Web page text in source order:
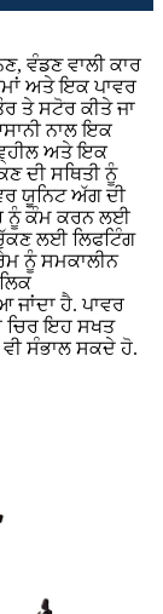
ਵੰਡਣ ਵਾਲੀ ਕਾਰ
ਅਤੇ ਇਕ ਪਾਵਰ
ਤੇ ਸਟੋਰ ਕੀਤੇ ਜਾ
ਨਾਲ ਇਕ
ਅਤੇ ਇਕ
ਦੀ ਸਥਿਤੀ ਨੂੰ
ਯੂਨਿਟ ਅੱਗ ਦੀ
ਨੂੰ ਕੰਮ ਕਰਨ ਲਈ
ਲਈ ਲਿਫਟਿੰਗ
ਨੂੰ ਸਮਕਾਲੀਨ
ਹੈ. ਪਾਵਰ
ਚਿਰ ਇਹ ਸਖਤ
ਸੰਭਾਲ ਸਕਦੇ ਹੋ.